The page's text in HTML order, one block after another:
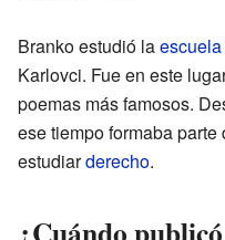
Branko estudió la
Karlovci. Fue en este
poemas más famosos.
ese tiempo formaba parte
estudiarderecho.